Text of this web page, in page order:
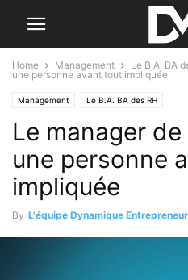
Home Management Le B.A. BA
une personne avant tout impliquée
Management Le B.A. BA des RH
Le manager
une personne
impliquée
By L'équipe Dynamique